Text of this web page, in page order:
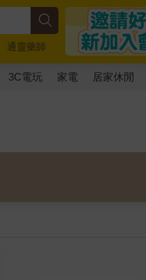
通靈藥師
3C電玩 家電 居家休閒